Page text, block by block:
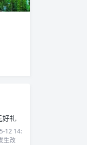
好礼
12 14:
生改